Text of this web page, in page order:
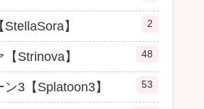
】 2
Strinova】 48
3【Splatoon3】 53